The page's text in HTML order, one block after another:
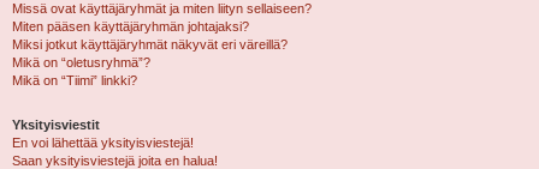
Missä ovat käyttäjäryhmät ja miten liityn sellaiseen?
Miten pääsen käyttäjäryhmän johtajaksi?
Miksi jotkut käyttäjäryhmät näkyvät eri väreillä?
Mikä on “oletusryhmä”?
Mikä on “Tiimi” linkki?
Yksityisviestit
En voi lähettää yksityisviestejä!
Saan yksityisviestejä joita en halua!